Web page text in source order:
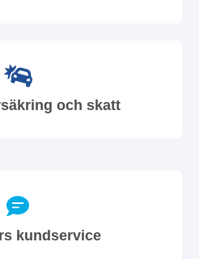
och skatt
kundservice